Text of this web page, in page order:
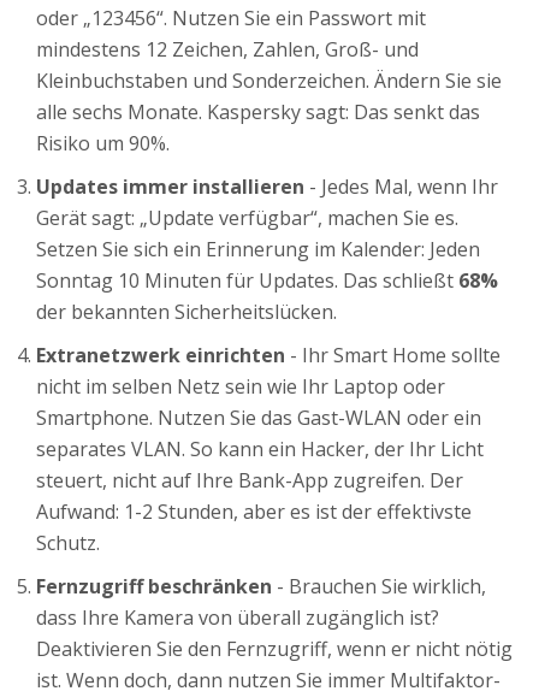
oder „123456“. Nutzen Sie ein Passwort mit
mindestens 12 Zeichen, Zahlen, Groß- und
Kleinbuchstaben und Sonderzeichen. Ändern Sie sie
alle sechs Monate. Kaspersky sagt: Das senkt das
Risiko um 90%.
Updates immer installieren - Jedes Mal, wenn Ihr
Gerät sagt: „Update verfügbar“, machen Sie es.
Setzen Sie sich ein Erinnerung im Kalender: Jeden
Sonntag 10 Minuten für Updates. Das schließt 68%
der bekannten Sicherheitslücken.
Extranetzwerk einrichten - Ihr Smart Home sollte
nicht im selben Netz sein wie Ihr Laptop oder
Smartphone. Nutzen Sie das Gast-WLAN oder ein
separates VLAN. So kann ein Hacker, der Ihr Licht
steuert, nicht auf Ihre Bank-App zugreifen. Der
Aufwand: 1-2 Stunden, aber es ist der effektivste
Schutz.
Fernzugriff beschränken - Brauchen Sie wirklich,
dass Ihre Kamera von überall zugänglich ist?
Deaktivieren Sie den Fernzugriff, wenn er nicht nötig
ist. Wenn doch, dann nutzen Sie immer Multifaktor-